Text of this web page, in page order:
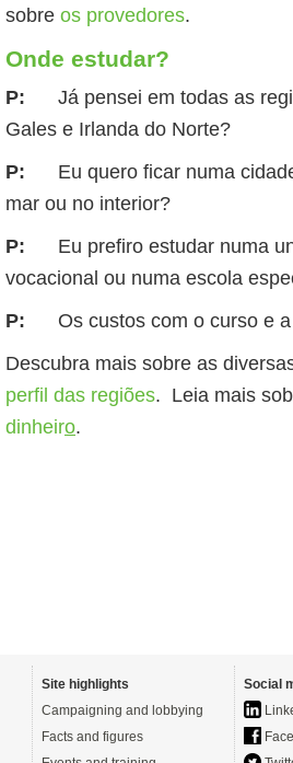
sobre os provedores.
Onde estudar?
P: Já pensei em todas as
Gales e Irlanda do Norte?
P: Eu quero ficar numa
mar ou no interior?
P: Eu prefiro estudar numa
vocacional ou numa escola
P: Os custos com o curso e a
Descubra mais sobre as
perfil das regiões. Leia mais
dinheiro.
Site highlights
Campaigning and lobbying
Facts and figures
Social